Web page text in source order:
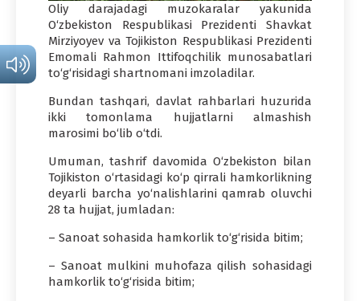
Oliy darajadagi muzokaralar yakunida
O‘zbekiston Respublikasi Prezidenti Shavkat
Mirziyoyev va Tojikiston Respublikasi Prezidenti
Emomali Rahmon Ittifoqchilik munosabatlari
to‘g‘risidagi shartnomani imzoladilar.
Bundan tashqari, davlat rahbarlari huzurida
ikki tomonlama hujjatlarni almashish
marosimi bo‘lib o‘tdi.
Umuman, tashrif davomida O‘zbekiston bilan
Tojikiston o‘rtasidagi ko‘p qirrali hamkorlikning
deyarli barcha yo‘nalishlarini qamrab oluvchi
28 ta hujjat, jumladan:
– Sanoat sohasida hamkorlik to‘g‘risida bitim;
– Sanoat mulkini muhofaza qilish sohasidagi
hamkorlik to‘g‘risida bitim;